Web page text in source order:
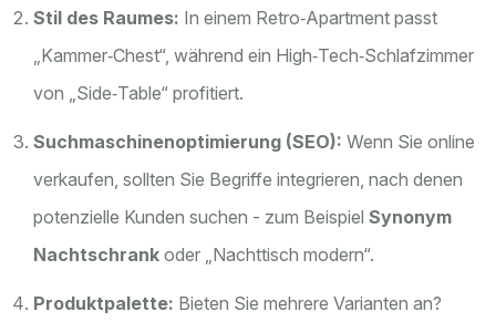
Stil des Raumes: In einem Retro‑Apartment passt
„Kammer‑Chest“, während ein High‑Tech‑Schlafzimmer
von „Side‑Table“ profitiert.
Suchmaschinenoptimierung (SEO): Wenn Sie online
verkaufen, sollten Sie Begriffe integrieren, nach denen
potenzielle Kunden suchen - zum Beispiel Synonym
Nachtschrank oder „Nachttisch modern“.
Produktpalette: Bieten Sie mehrere Varianten an?